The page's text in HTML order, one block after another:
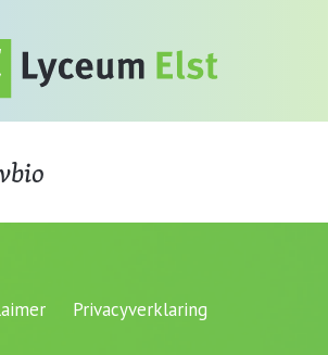
Privacyverklaring